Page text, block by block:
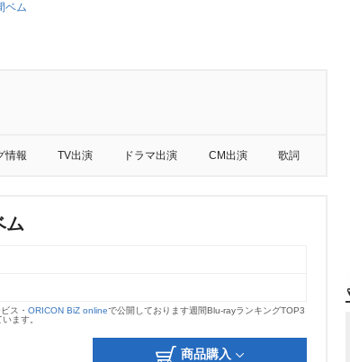
ベム
情報 TV出演 ドラマ出演 CM出演 歌詞
ム
ス・ ORICON BiZ onlineで公開しております週間Blu-rayランキングTOP3
ます。
商品購入